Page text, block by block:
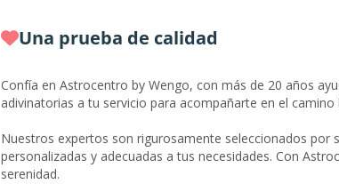
Una prueba de calidad
Confía en Astrocentro by Wengo, con más de 20 años
adivinatorias a tu servicio para acompañarte en el
Nuestros expertos son rigurosamente seleccionados
personalizadas y adecuadas a tus necesidades. Con
serenidad.